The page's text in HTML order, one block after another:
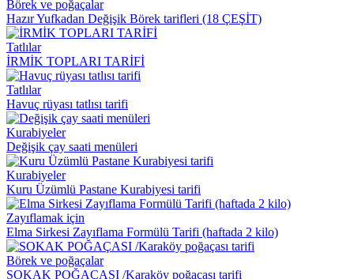
Börek ve poğaçalar
Hazır Yufkadan Değişik Börek tarifleri (18 ÇEŞİT)
Tatlılar
İRMİK TOPLARI TARİFİ
Tatlılar
Havuç rüyası tatlısı tarifi
Kurabiyeler
Değişik çay saati menüleri
Kurabiyeler
Kuru Üzümlü Pastane Kurabiyesi tarifi
Zayıflamak için
Elma Sirkesi Zayıflama Formülü Tarifi (haftada 2 kilo)
Börek ve poğaçalar
SOKAK POĞAÇASI /Karaköy poğaçası tarifi